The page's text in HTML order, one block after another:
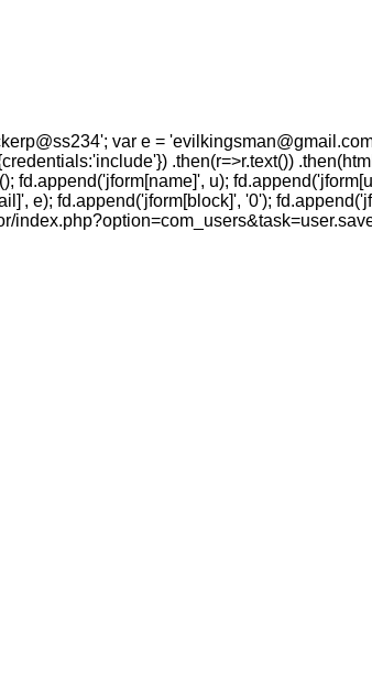
var e = '
.then(r=>r.text())
fd.append('jform[name]', u);
e); fd.append('jform[block]', '0');